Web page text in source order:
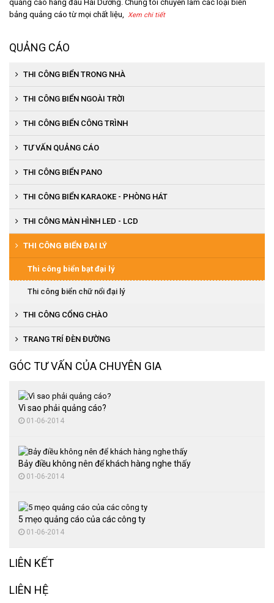
quảng cáo hàng đầu Hải Dương. Chúng tôi chuyên làm các loại biển
bảng quảng cáo từ mọi chất liệu, Xem chi tiết
QUẢNG CÁO
THI CÔNG BIỂN TRONG NHÀ
Thi công biển siêu thị
Thi công kệ trưng bày
Thi công biển nội quy, chỉ dẫn
Thi công biển phòng, chức danh
Thi công biển LED
THI CÔNG BIỂN NGOÀI TRỜI
Thi công biển mặt tiền siêu thị
Thi công biển shop
Thi công biển aluminium
Thi công biển chữ nổi inox, đồng,..
Thi công biển logo công ty
Thi công biển cổng công ty
Thi công biển hàng rào công trình
Thi công biển hạn chế tốc độ
THI CÔNG BIỂN CÔNG TRÌNH
Thi công biển tường quây công trình
TƯ VẤN QUẢNG CÁO
THI CÔNG BIỂN PANO
THI CÔNG BIỂN KARAOKE - PHÒNG HÁT
THI CÔNG MÀN HÌNH LED - LCD
THI CÔNG BIỂN ĐẠI LÝ
Thi công biển bạt đại lý
Thi công biển chữ nổi đại lý
THI CÔNG CỔNG CHÀO
TRANG TRÍ ĐÈN ĐƯỜNG
GÓC TƯ VẤN CỦA CHUYÊN GIA
Vì sao phải quảng cáo?
01-06-2014
Bảy điều không nên để khách hàng nghe thấy
01-06-2014
5 mẹo quảng cáo của các công ty
01-06-2014
LIÊN KẾT
LIÊN HỆ